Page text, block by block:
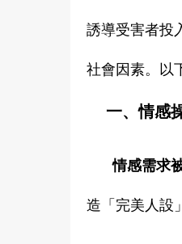
誘導受害者投
社會因素。以
一、情感
情感需求
造「完美人設